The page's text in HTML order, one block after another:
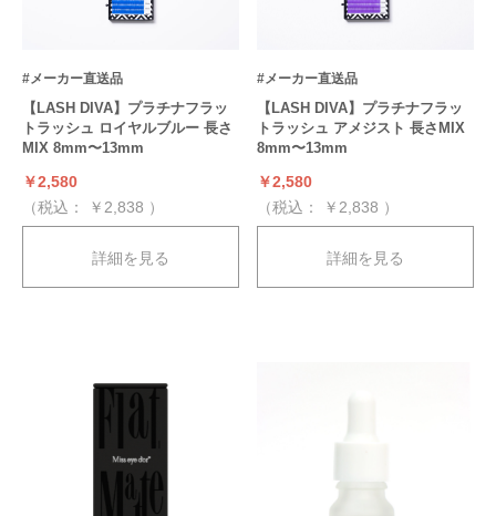
#メーカー直送品
【LASH DIVA】プラチナフラッ
トラッシュ ロイヤルブルー 長さ
MIX 8mm〜13mm
￥2,580
（税込：
￥2,838 ）
詳細を見る
#メーカー直送品
【LASH DIVA】プラチナフラッ
トラッシュ アメジスト 長さMIX
8mm〜13mm
￥2,580
（税込：
￥2,838 ）
詳細を見る